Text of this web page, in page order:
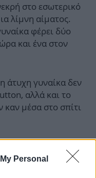
Personal
στο εσωτερικό
λίμνη αίματος.
φέρει δύο
και ένα στον
άτυχη γυναίκα δεν
αλλά και το
καν μέσα στο σπίτι